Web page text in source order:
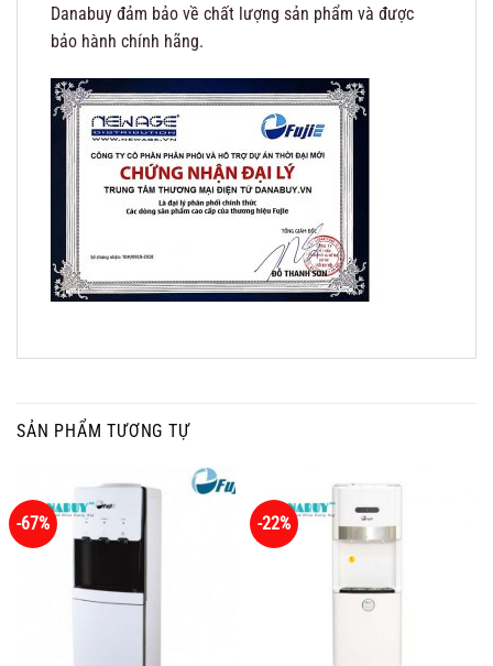
Danabuy đảm bảo về chất lượng sản phẩm và được
bảo hành chính hãng.
SẢN PHẨM TƯƠNG TỰ
-67% -22%